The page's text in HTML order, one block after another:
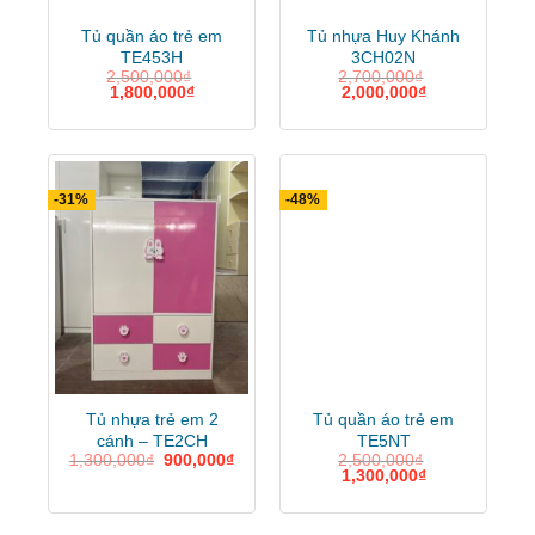
Màu xanh dương cho bé trai
khỏe khoắn, năng động, cá tính
Tủ với màu hồng tươi sáng Tạo
cảm giác ấm áp cho căn phòng.
Tủ quần áo trẻ em
TE453H
2,500,000₫
1,800,000₫
Tủ nhựa Huy Khánh
3CH02N
2,700,000₫
2,000,000₫
-31%
Tủ nhựa trẻ em 2
cánh – TE2CH
1,300,000₫ 900,000₫
-48%
Tủ quần áo trẻ em
TE5NT
2,500,000₫
1,300,000₫